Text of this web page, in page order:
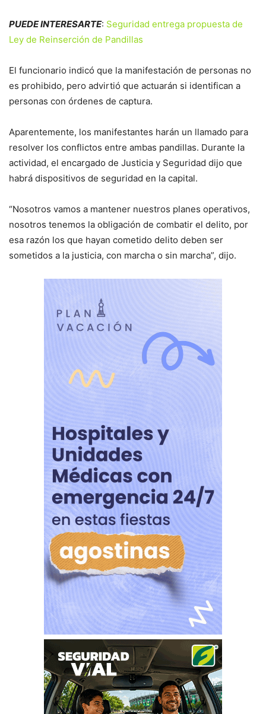
PUEDE INTERESARTE: Seguridad entrega propuesta de
Ley de Reinserción de Pandillas
El funcionario indicó que la manifestación de personas no
es prohibido, pero advirtió que actuarán si identifican a
personas con órdenes de captura.
Aparentemente, los manifestantes harán un llamado para
resolver los conflictos entre ambas pandillas. Durante la
actividad, el encargado de Justicia y Seguridad dijo que
habrá dispositivos de seguridad en la capital.
“Nosotros vamos a mantener nuestros planes operativos,
nosotros tenemos la obligación de combatir el delito, por
esa razón los que hayan cometido delito deben ser
sometidos a la justicia, con marcha o sin marcha”, dijo.